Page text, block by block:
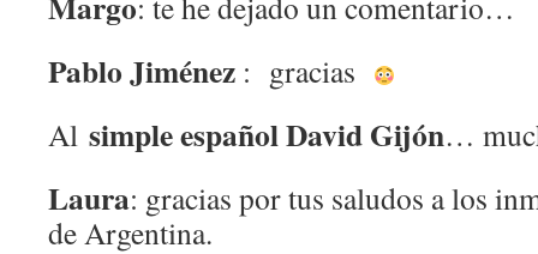
Pablo Jiménez : gracias
Al simple español David Gijón…
Laura: gracias por tus saludos a los
de Argentina.